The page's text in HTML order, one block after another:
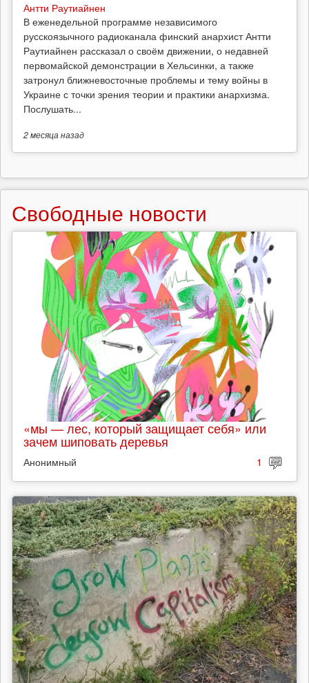
Антти Раутиайнен
В еженедельной программе независимого
русскоязычного радиоканала финский анархист Антти
Раутиайнен рассказал о своём движении, о недавней
первомайской демонстрации в Хельсинки, а также
затронул ближневосточные проблемы и тему войны в
Украине с точки зрения теории и практики анархизма.
Послушать...
2 месяцаназад
Свободные новости
«мы — лес, который защищает себя» или
зачем шиповать деревья
Анонимный 1